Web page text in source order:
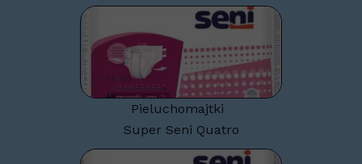
Pieluchomajtki
Super Seni Quatro